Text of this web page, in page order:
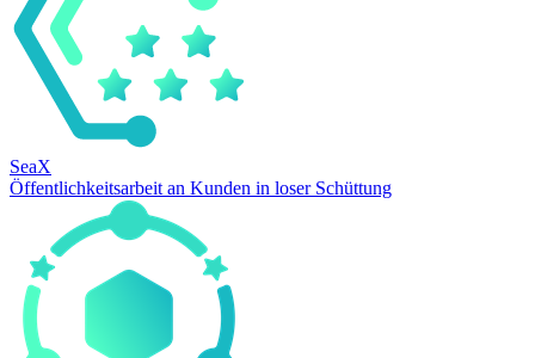
SeaX
Öffentlichkeitsarbeit an Kunden in loser Schüttung